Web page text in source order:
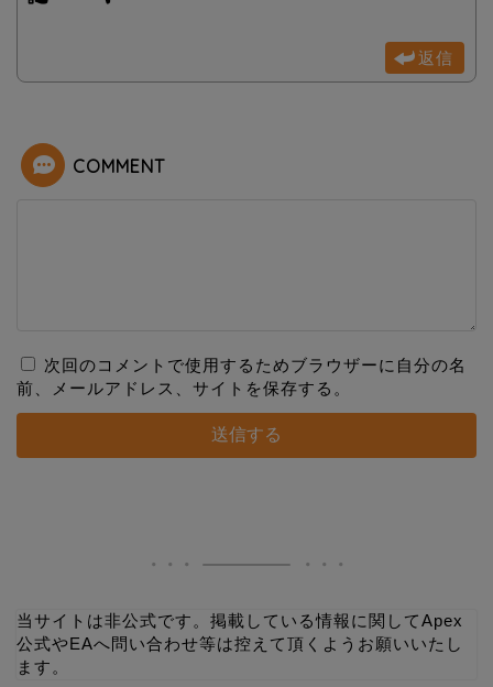
返信
COMMENT
次回のコメントで使用するためブラウザーに自分の名
前、メールアドレス、サイトを保存する。
当サイトは非公式です。掲載している情報に関してApex
公式やEAへ問い合わせ等は控えて頂くようお願いいたし
ます。